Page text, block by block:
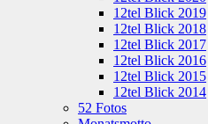
12tel Blick 2019
12tel Blick 2018
12tel Blick 2017
12tel Blick 2016
12tel Blick 2015
12tel Blick 2014
52 Fotos